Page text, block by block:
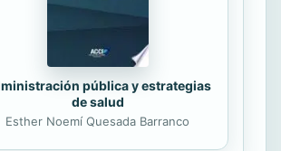
pública y estrategias
de salud
Esther Noemí Quesada Barranco